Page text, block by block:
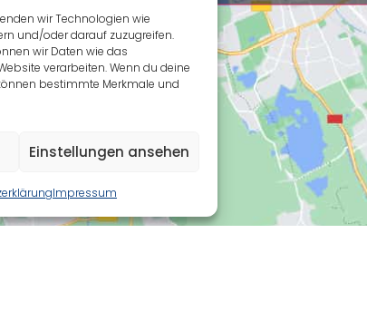
wir Technologien wie
und/oder darauf zuzugreifen.
wir Daten wie das
verarbeiten. Wenn du deine
bestimmte Merkmale und
Einstellungen ansehen
Impressum